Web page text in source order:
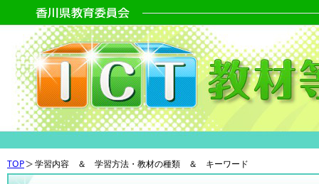
TOP 学習内容 ＆ 学習方法・教材の種類 ＆ キーワード